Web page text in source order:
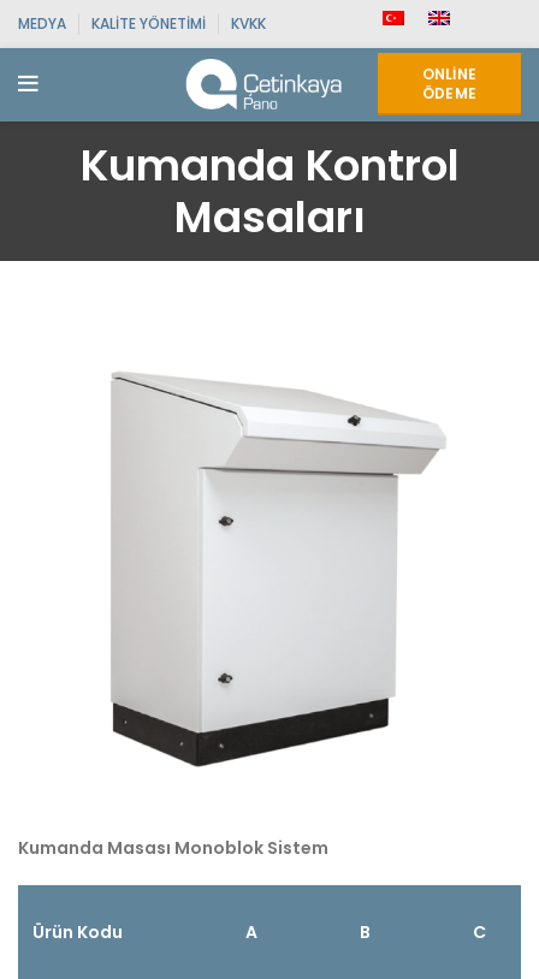
MEDYA KALITE YÖNETIMI KVKK
ONLINE
ÖDEME
Kumanda Kontrol
Masaları
Kumanda Masası Monoblok Sistem
Ürün Kodu A B C